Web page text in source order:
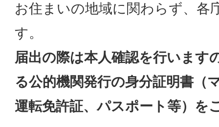
お住まいの地域に関わらず、各
す。
届出の際は本人確認を行います
る公的機関発行の身分証明書（
運転免許証、パスポート等）を